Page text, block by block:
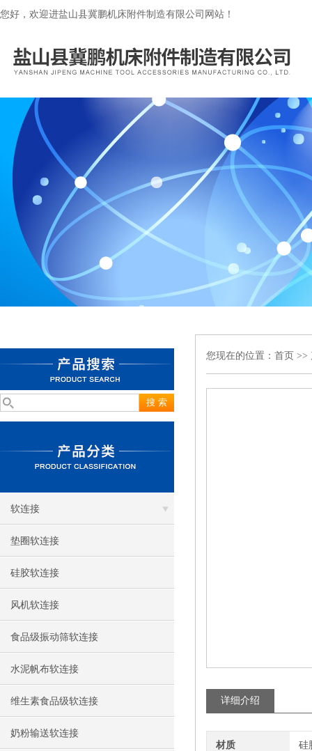
您好，欢迎进盐山县冀鹏机床附件制造有限公司网站！
软连接
垫圈软连接
硅胶软连接
风机软连接
食品级振动筛软连接
水泥帆布软连接
维生素食品级软连接
奶粉输送软连接
您现在的位置： 首页 >>
详细介绍
材质 硅